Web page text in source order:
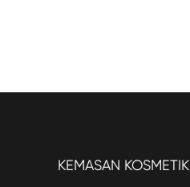
KEMASAN KOSMETIK